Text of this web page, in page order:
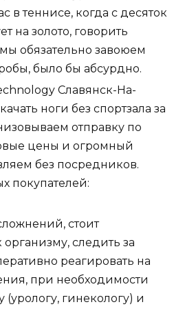
в теннисе, когда с десяток
на золото, говорить
обязательно завоюем
было бы абсурдно.
Славянск-На-
ноги без спортзала за
отправку по
цены и огромный
без посредников.
покупателей:
стоит
следить за
реагировать на
при необходимости
(урологу, гинекологу) и